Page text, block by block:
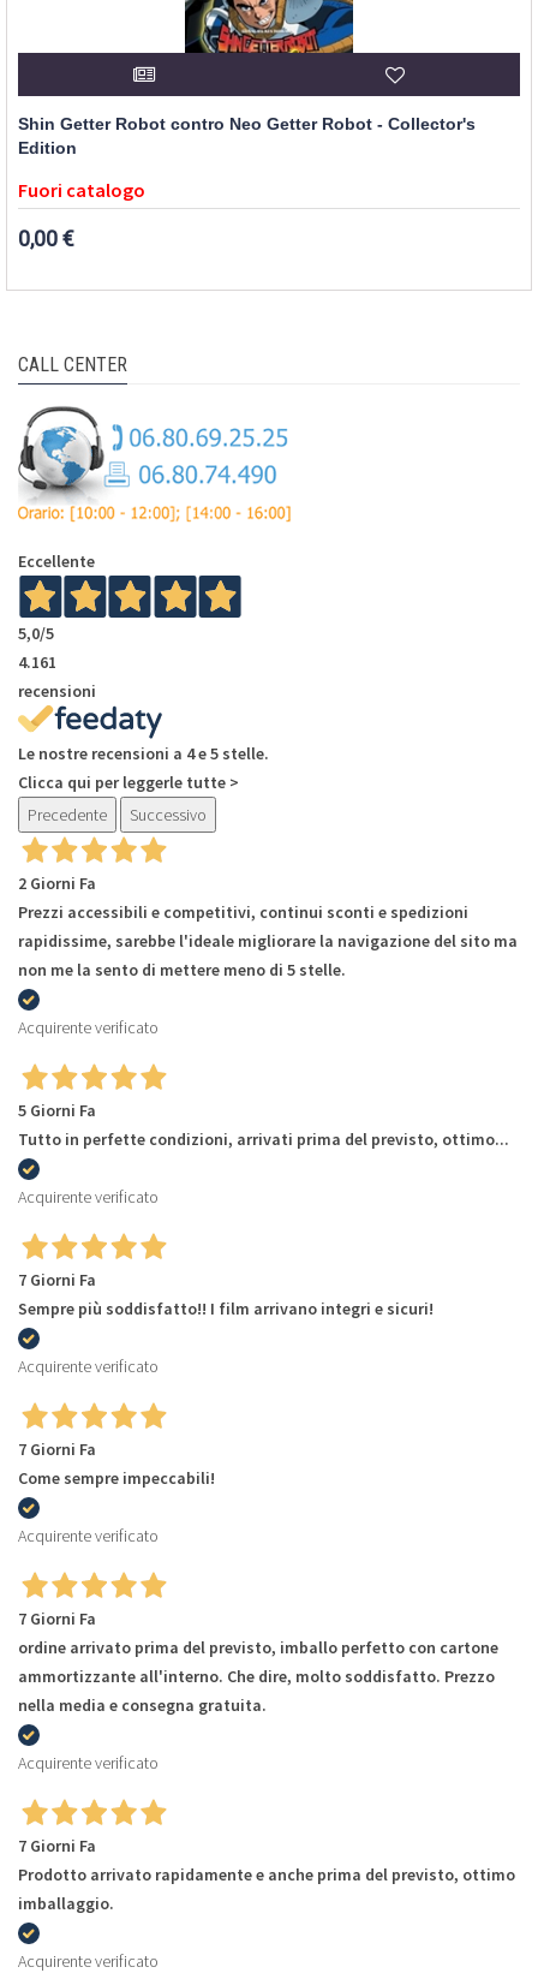
Shin Getter Robot contro Neo Getter Robot - Collector's
Edition
Fuori catalogo
0,00 €
CALL CENTER
Eccellente
5,0/5
4.161
recensioni
Le nostre recensioni a 4 e 5 stelle.
Clicca qui per leggerle tutte >
Precedente
Successivo
2 Giorni Fa
Prezzi accessibili e competitivi, continui sconti e spedizioni
rapidissime, sarebbe l'ideale migliorare la navigazione del sito ma
non me la sento di mettere meno di 5 stelle.
Acquirente verificato
5 Giorni Fa
Tutto in perfette condizioni, arrivati prima del previsto, ottimo...
Acquirente verificato
7 Giorni Fa
Sempre più soddisfatto!! I film arrivano integri e sicuri!
Acquirente verificato
7 Giorni Fa
Come sempre impeccabili!
Acquirente verificato
7 Giorni Fa
ordine arrivato prima del previsto, imballo perfetto con cartone
ammortizzante all'interno. Che dire, molto soddisfatto. Prezzo
nella media e consegna gratuita.
Acquirente verificato
7 Giorni Fa
Prodotto arrivato rapidamente e anche prima del previsto, ottimo
imballaggio.
Acquirente verificato